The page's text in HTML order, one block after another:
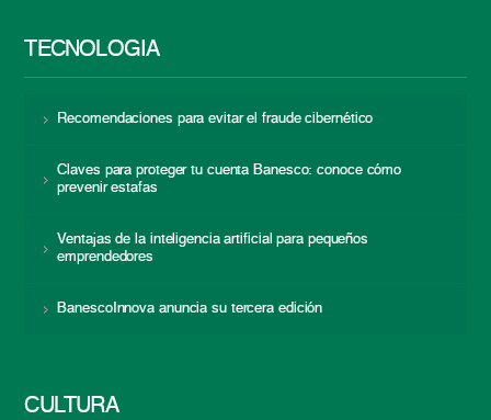
TECNOLOGÍA
Recomendaciones para evitar el fraude cibernético
Claves para proteger tu cuenta Banesco: conoce cómo
prevenir estafas
Ventajas de la inteligencia artificial para pequeños
emprendedores
BanescoInnova anuncia su tercera edición
CULTURA